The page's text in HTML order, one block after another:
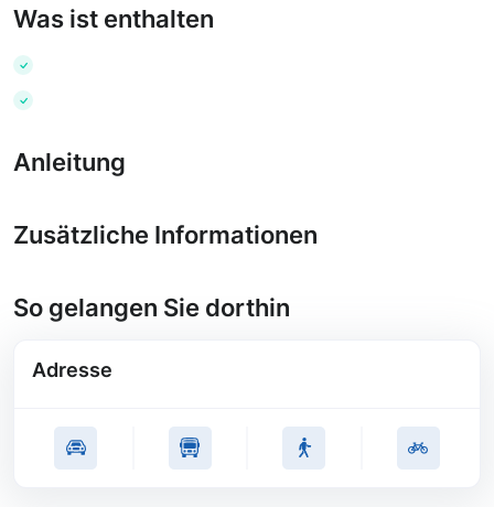
Was ist enthalten
Anleitung
Zusätzliche Informationen
So gelangen Sie dorthin
Adresse